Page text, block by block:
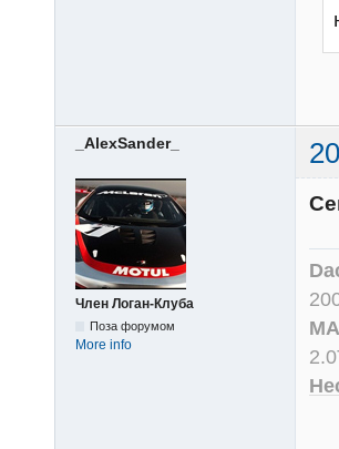
_AlexSander_
Член Логан-Клуба
Поза форумом
More info